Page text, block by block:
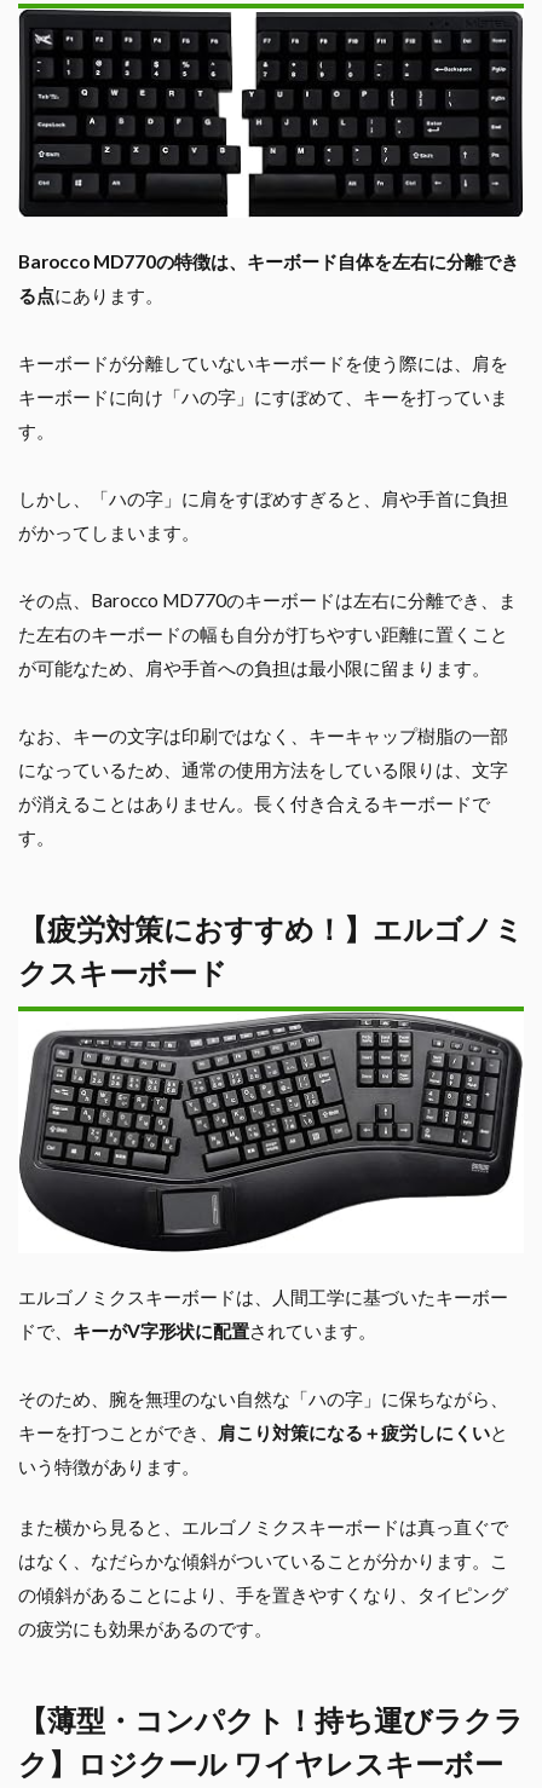
Barocco MD770の特徴は、キーボード自体を左右に分離でき
る点にあります。
キーボードが分離していないキーボードを使う際には、肩を
キーボードに向け「ハの字」にすぼめて、キーを打っていま
す。
しかし、「ハの字」に肩をすぼめすぎると、肩や手首に負担
がかってしまいます。
その点、Barocco MD770のキーボードは左右に分離でき、ま
た左右のキーボードの幅も自分が打ちやすい距離に置くこと
が可能なため、肩や手首への負担は最小限に留まります。
なお、キーの文字は印刷ではなく、キーキャップ樹脂の一部
になっているため、通常の使用方法をしている限りは、文字
が消えることはありません。長く付き合えるキーボードで
す。
【疲労対策におすすめ！】エルゴノミ
クスキーボード
エルゴノミクスキーボードは、人間工学に基づいたキーボー
ドで、 キーがV字形状に配置されています。
そのため、腕を無理のない自然な「ハの字」に保ちながら、
キーを打つことができ、
肩こり対策になる＋疲労しにくいと
いう特徴があります。
また横から見ると、エルゴノミクスキーボードは真っ直ぐで
はなく、なだらかな傾斜がついていることが分かります。こ
の傾斜があることにより、手を置きやすくなり、タイピング
の疲労にも効果があるのです。
【薄型・コンパクト！持ち運びラクラ
ク】ロジクール ワイヤレスキーボー